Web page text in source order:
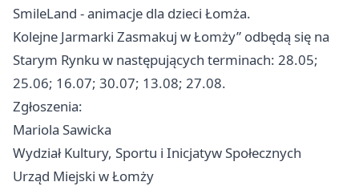
SmileLand - animacje dla dzieci Łomża.
Kolejne Jarmarki Zasmakuj w Łomży” odbędą się na
Starym Rynku w następujących terminach: 28.05;
25.06; 16.07; 30.07; 13.08; 27.08.
Zgłoszenia:
Mariola Sawicka
Wydział Kultury, Sportu i Inicjatyw Społecznych
Urząd Miejski w Łomży